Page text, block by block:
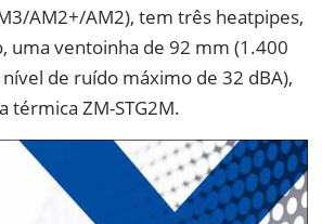
AM2+/AM2), tem três heatpipes,
uma ventoinha de 92 mm (1.400
de ruído máximo de 32 dBA),
térmica ZM-STG2M.